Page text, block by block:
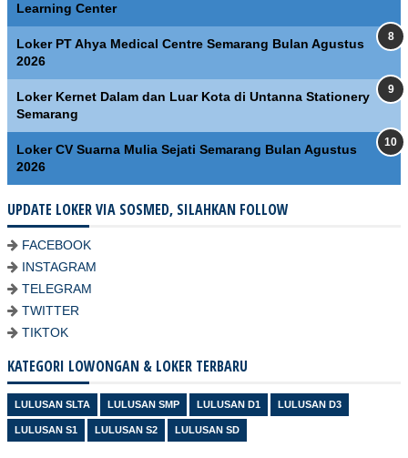
Learning Center
Loker PT Ahya Medical Centre Semarang Bulan Agustus
2026
Loker Kernet Dalam dan Luar Kota di Untanna Stationery
Semarang
Loker CV Suarna Mulia Sejati Semarang Bulan Agustus
2026
UPDATE LOKER VIA SOSMED, SILAHKAN FOLLOW
FACEBOOK
INSTAGRAM
TELEGRAM
TWITTER
TIKTOK
KATEGORI LOWONGAN & LOKER TERBARU
LULUSAN SLTA LULUSAN SMP LULUSAN D1 LULUSAN D3
LULUSAN S1 LULUSAN S2 LULUSAN SD